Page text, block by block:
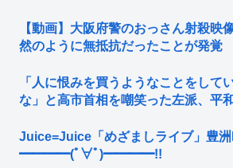
【動画】大阪府警のおっさん射殺映
然のように無抵抗だったことが発覚
「人に恨みを買うようなことをして
な」と高市首相を嘲笑った左派、平
Juice=Juice「めざましライブ」豊洲
━━━━(ﾟ∀ﾟ)━━━━!!